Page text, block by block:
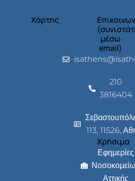
Χάρτης
μέσω
email)
210
3816404
113, 11526,
Χρήσιμα
Εφημερίες
Αττικής